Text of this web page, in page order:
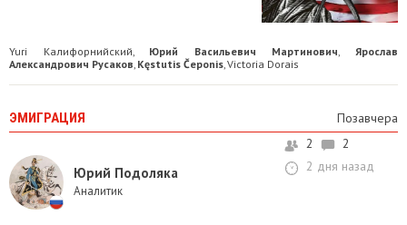
Yuri Калифорнийский, Юрий Васильевич Мартинович,Ярослав
Александрович Русаков, Kęstutis Čeponis,Victoria Dorais
ЭМИГРАЦИЯ Позавчера
Юрий Подоляка
Аналитик
2
2
2 дня назад